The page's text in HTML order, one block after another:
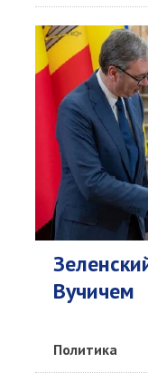
Вучичем
Политика